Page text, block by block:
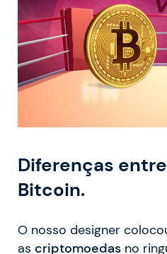
Diferenças
Bitcoin.
O nosso designer
as criptomoedas no